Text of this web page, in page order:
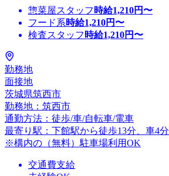
惣菜屋スタッフ 時給1,210円〜
フード系時給1,210円〜
検査スタッフ 時給1,210円〜
勤務地
面接地
茨城県筑西市
勤務地：筑西市
通勤方法：徒歩/車/自転車/電車
最寄り駅：下館駅から徒歩13分、車4分
※構内の（無料）駐車場利用OK
交通費支給